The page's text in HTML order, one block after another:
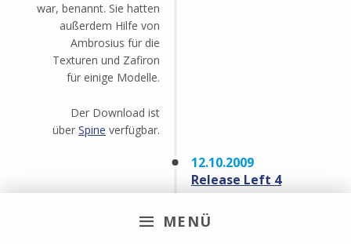
MENÜ
war, benannt. Sie hatten
außerdem Hilfe von
Ambrosius für die
Texturen und Zafiron
für einige Modelle.
Der Download ist
über Spine verfügbar.
12.10.2009
Release Left 4
Left 4 Gothic ist eine